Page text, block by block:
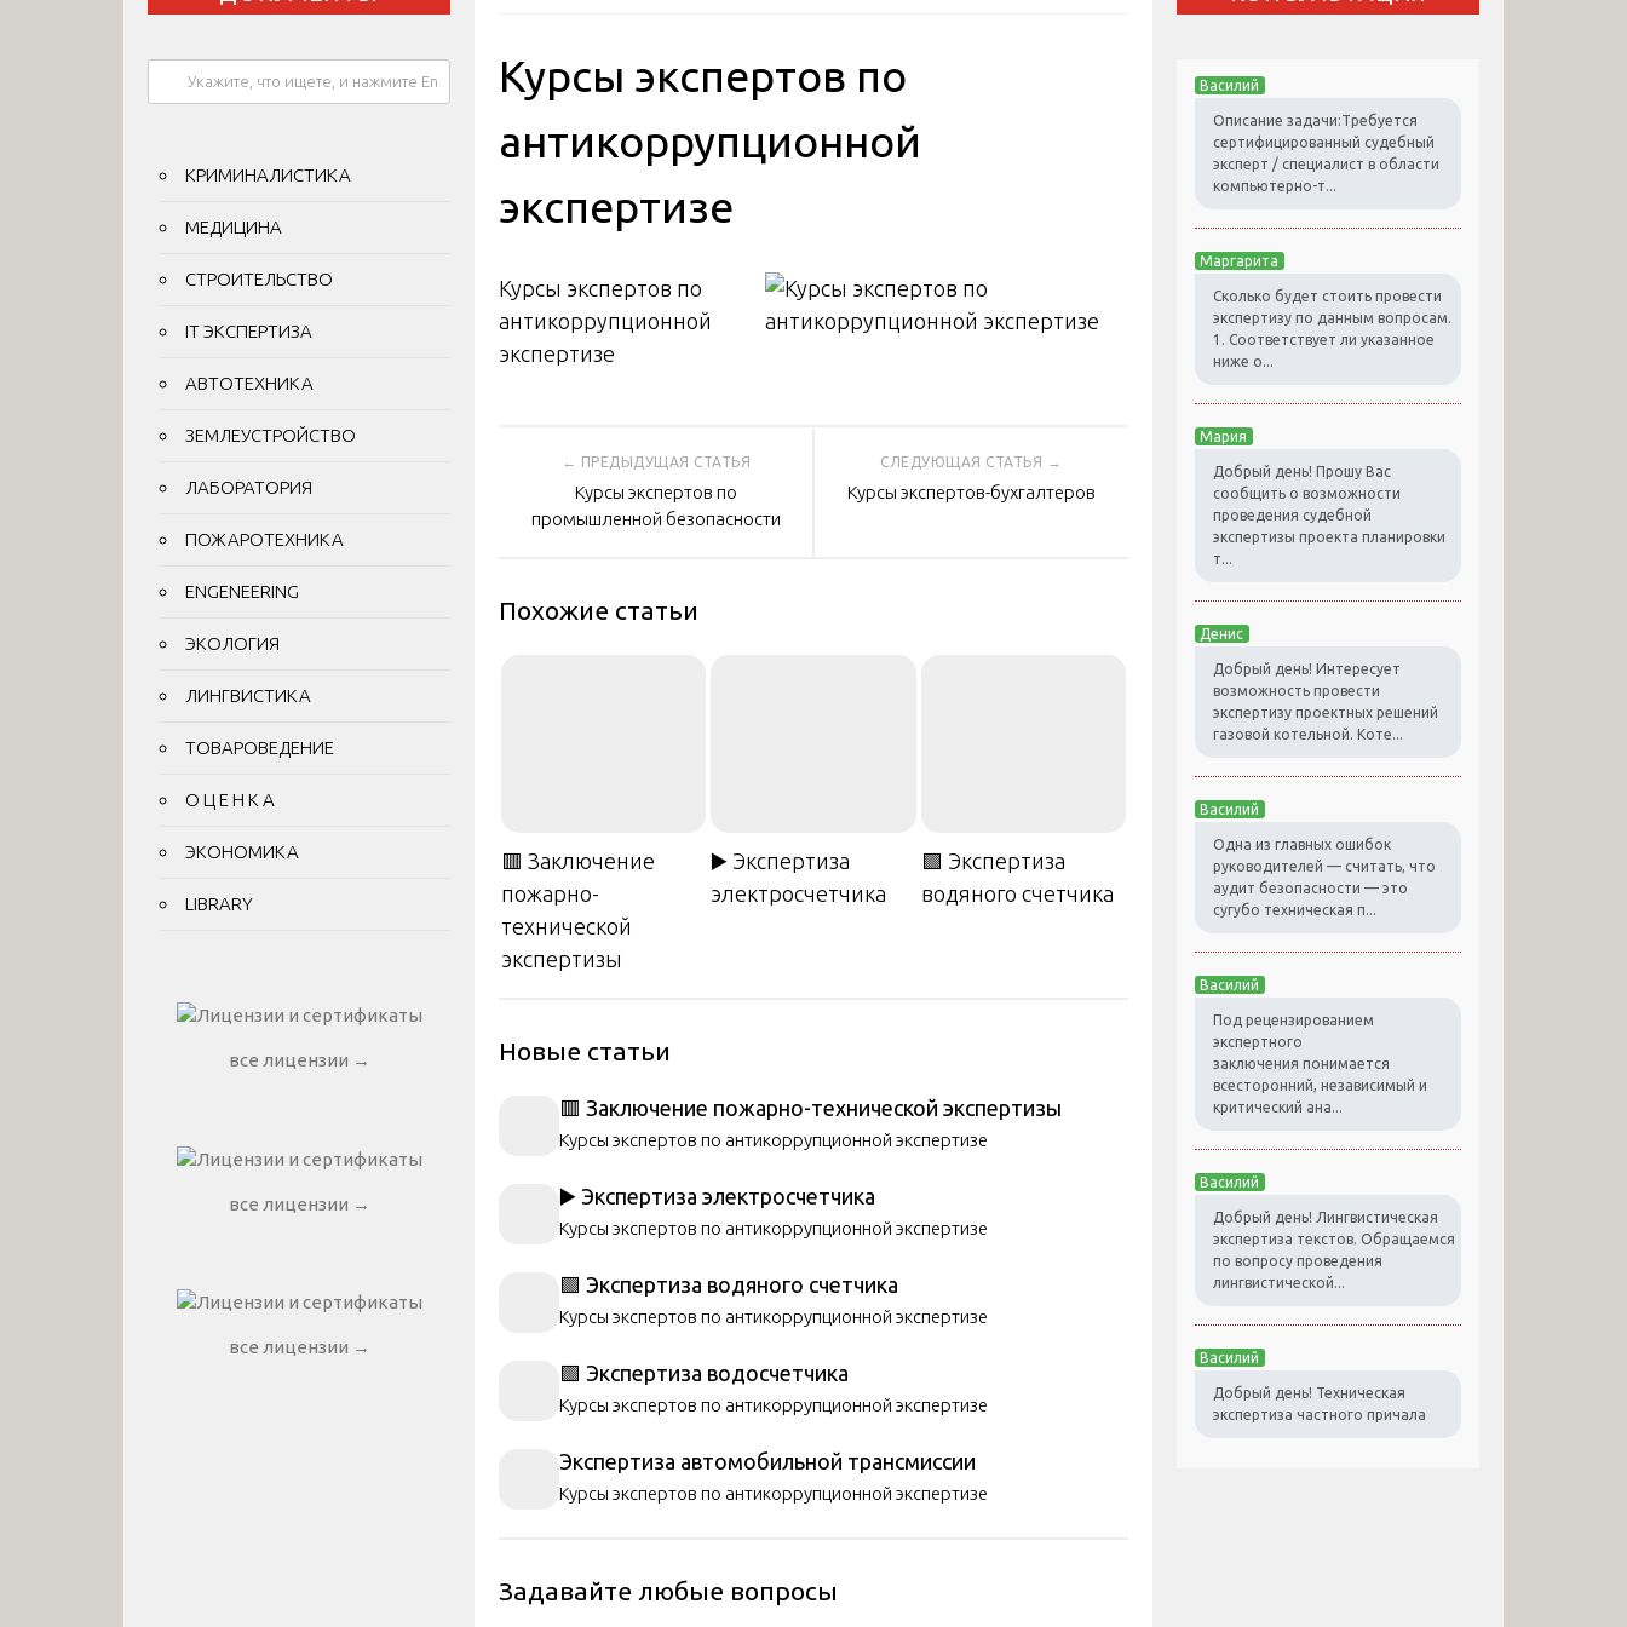
Курсы экспертов по
антикоррупционной
экспертизе
Курсы экспертов по
антикоррупционной
экспертизе
Навигация
Курсы экспертов по
промышленной безопасности
Курсы экспертов-бухгалтеров
Похожие статьи
🟥 Заключение
пожарно-
технической
экспертизы
▶️ Экспертиза
электросчетчика
🟩 Экспертиза
водяного счетчика
Новые статьи
🟥 Заключение пожарно-технической экспертизы
Курсы экспертов по антикоррупционной экспертизе
▶️ Экспертиза электросчетчика
Курсы экспертов по антикоррупционной экспертизе
🟩 Экспертиза водяного счетчика
Курсы экспертов по антикоррупционной экспертизе
🟩 Экспертиза водосчетчика
Курсы экспертов по антикоррупционной экспертизе
Экспертиза автомобильной трансмиссии
Курсы экспертов по антикоррупционной экспертизе
Задавайте любые вопросы
КРИМИНАЛИСТИКА
МЕДИЦИНА
СТРОИТЕЛЬСТВО
IT ЭКСПЕРТИЗА
АВТОТЕХНИКА
ЗЕМЛЕУСТРОЙСТВО
ЛАБОРАТОРИЯ
ПОЖАРОТЕХНИКА
ENGENEERING
ЭКОЛОГИЯ
ЛИНГВИСТИКА
ТОВАРОВЕДЕНИЕ
О Ц Е Н К А
ЭКОНОМИКА
LIBRARY
все лицензии →
все лицензии →
все лицензии →
Василий
Описание задачи:Требуется
сертифицированный судебный
эксперт / специалист в области
компьютерно-т...
Маргарита
Сколько будет стоить провести
экспертизу по данным вопросам.
1. Соответствует ли указанное
ниже о...
Мария
Добрый день! Прошу Вас
сообщить о возможности
проведения судебной
экспертизы проекта планировки
т...
Денис
Добрый день! Интересует
возможность провести
экспертизу проектных решений
газовой котельной. Коте...
Василий
Одна из главных ошибок
руководителей — считать, что
аудит безопасности — это
сугубо техническая п...
Василий
Под рецензированием
экспертного
заключения понимается
всесторонний, независимый и
критический ана...
Василий
Добрый день! Лингвистическая
экспертиза текстов. Обращаемся
по вопросу проведения
лингвистической...
Василий
Добрый день! Техническая
экспертиза частного причала